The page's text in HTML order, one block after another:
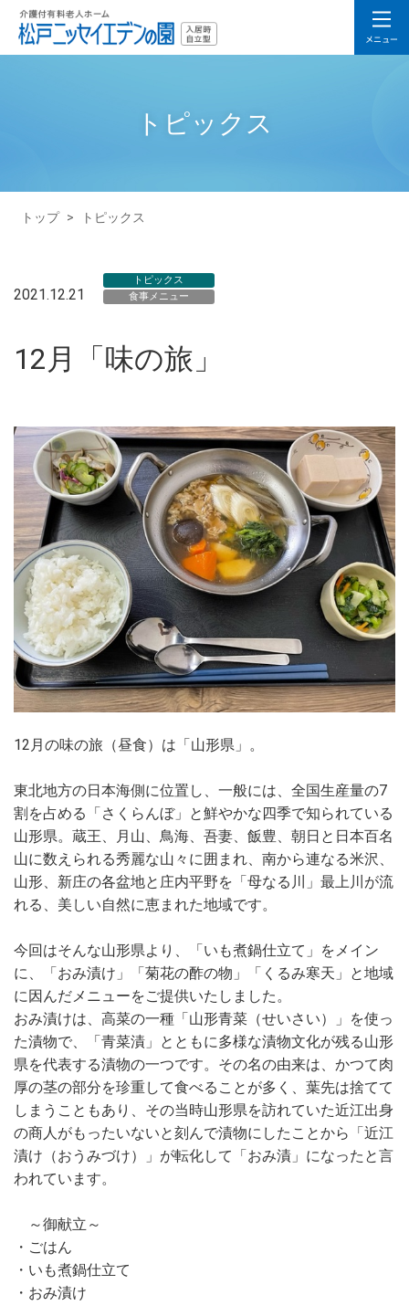
トピックス
トップ > トピックス
2021.12.21
トピックス
食事メニュー
12月「味の旅」
12月の味の旅（昼食）は「山形県」。
東北地方の日本海側に位置し、一般には、全国生産量の7
割を占める「さくらんぼ」と鮮やかな四季で知られている
山形県。蔵王、月山、鳥海、吾妻、飯豊、朝日と日本百名
山に数えられる秀麗な山々に囲まれ、南から連なる米沢、
山形、新庄の各盆地と庄内平野を「母なる川」最上川が流
れる、美しい自然に恵まれた地域です。
今回はそんな山形県より、「いも煮鍋仕立て」をメイン
に、「おみ漬け」「菊花の酢の物」「くるみ寒天」と地域
に因んだメニューをご提供いたしました。
おみ漬けは、高菜の一種「山形青菜（せいさい）」を使っ
た漬物で、「青菜漬」とともに多様な漬物文化が残る山形
県を代表する漬物の一つです。その名の由来は、かつて肉
厚の茎の部分を珍重して食べることが多く、葉先は捨てて
しまうこともあり、その当時山形県を訪れていた近江出身
の商人がもったいないと刻んで漬物にしたことから「近江
漬け（おうみづけ）」が転化して「おみ漬」になったと言
われています。
～御献立～
・ごはん
・いも煮鍋仕立て
・おみ漬け